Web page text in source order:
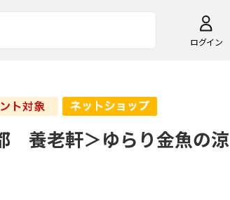
ログイン
養老軒＞ゆらり金魚の涼